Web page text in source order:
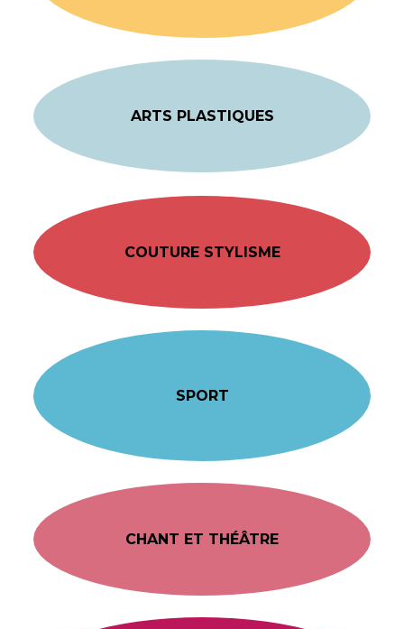
ARTS PLASTIQUES
COUTURE STYLISME
SPORT
CHANT ET THÉÂTRE